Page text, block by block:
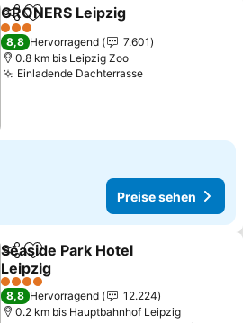
TeilenZu Favoriten hinzufügen
GRONERS Leipzig
3 Sterne
8,8 Hervorragend
7.601
0.8 km bis Leipzig Zoo
Einladende DachterrassePreise sehen
Preise sehen
TeilenZu Favoriten hinzufügen
Seaside Park Hotel
Leipzig
Preise sehen
4 Sterne
8,8 Hervorragend
12.224
0.2 km bis Hauptbahnhof Leipzig